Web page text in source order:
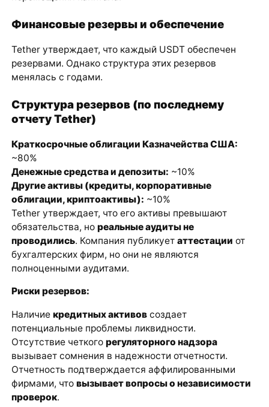
Финансовые резервы и обеспечение
Tether утверждает, что каждый USDT обеспечен
резервами. Однако структура этих резервов
менялась с годами.
Структура резервов (по последнему
отчету Tether)
Краткосрочные облигации Казначейства США:
~80%
Денежные средства и депозиты: ~10%
Другие активы (кредиты, корпоративные
облигации, криптоактивы): ~10%
Tether утверждает, что его активы превышают
обязательства, но реальные аудиты не
проводились. Компания публикует аттестации от
бухгалтерских фирм, но они не являются
полноценными аудитами.
Риски резервов:
Наличие кредитных активовсоздает
потенциальные проблемы ликвидности.
Отсутствие четкого регуляторного надзора
вызывает сомнения в надежности отчетности.
Отчетность подтверждается аффилированными
фирмами, что вызывает вопросы о независимости
проверок.